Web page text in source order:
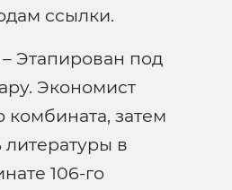
ссылки.
– Этапирован под
Экономист
комбината, затем
литературы в
106-го